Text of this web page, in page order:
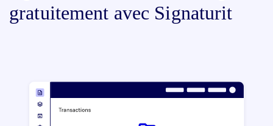
gratuitement avec Signaturit